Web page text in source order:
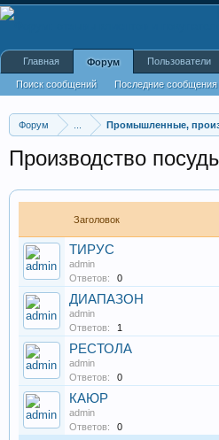
Форум Промышленные,
Производство
Заголовок
ТИРУС
admin
Ответов:
0
ДИАПАЗОН
admin
Ответов:
1
РЕСТОЛА
admin
Ответов:
0
КАЮР
admin
Ответов:
0
Главная Форум
Поиск сообщений Последние сообщения
Пользователи